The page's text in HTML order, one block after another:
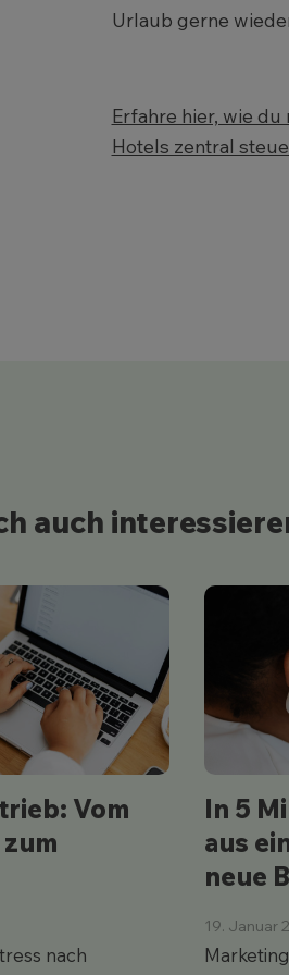
Urlaub gerne
Erfahre hier, wie
Hotels zentral
auch
Vom
nach
In 5
aus
neue
19. Januar